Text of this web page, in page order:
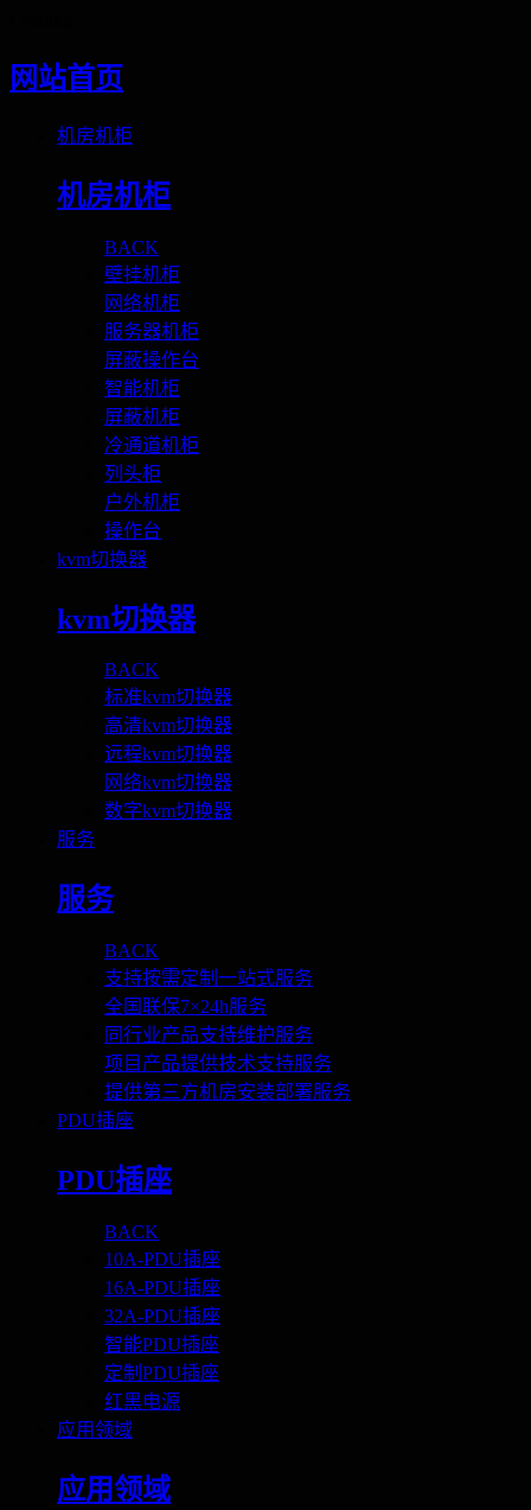
网站首页
机房机柜
机房机柜
BACK
壁挂机柜
网络机柜
服务器机柜
屏蔽操作台
智能机柜
屏蔽机柜
冷通道机柜
列头柜
户外机柜
操作台
kvm切换器
kvm切换器
BACK
标准kvm切换器
高清kvm切换器
远程kvm切换器
网络kvm切换器
数字kvm切换器
服务
服务
BACK
支持按需定制一站式服务
全国联保7×24h服务
同行业产品支持维护服务
项目产品提供技术支持服务
提供第三方机房安装部署服务
PDU插座
PDU插座
BACK
10A-PDU插座
16A-PDU插座
32A-PDU插座
智能PDU插座
定制PDU插座
红黑电源
应用领域
应用领域